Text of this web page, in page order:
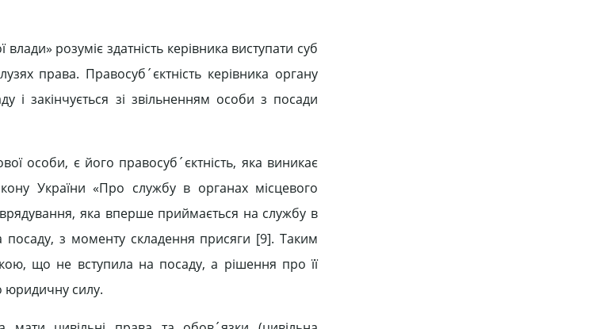
розуміє здатність керівника виступати суб
права. Правосуб´єктність ке­рівника органу
закінчується зі звільненням особи з посади
особи, є його правосуб´єктність, яка виникає
України «Про службу в ор­ганах місцевого
яка вперше приймається на службу в
з мо­менту складення присяги [9]. Таким
що не вступила на посаду, а рішення про її
юридичну силу.